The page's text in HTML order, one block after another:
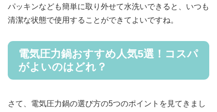
パッキンなども簡単に取り外せて水洗いできると、いつも
清潔な状態で使用することができてよいですね。
電気圧力鍋おすすめ人気5選！コスパ
がよいのはどれ？
さて、電気圧力鍋の選び方の5つのポイントを見てきまし